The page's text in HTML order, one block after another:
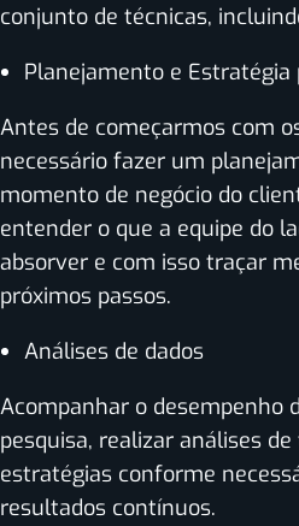
conjunto de técnicas,
Planejamento e Estratégia
Antes de começarmos com
necessário fazer um
momento de negócio do
entender o que a equipe do
absorver e com isso traçar
próximos passos.
Análises de dados
Acompanhar o desempenho
pesquisa, realizar análises
estratégias conforme
resultados contínuos.